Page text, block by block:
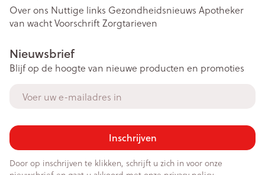
Over ons Nuttige links Gezondheidsnieuws Apotheker
van wachtVoorschriftZorgtarieven
Nieuwsbrief
Blijf op de hoogte van nieuwe producten en promoties
Inschrijven
Door op inschrijven te klikken, schrijft u zich in voor onze